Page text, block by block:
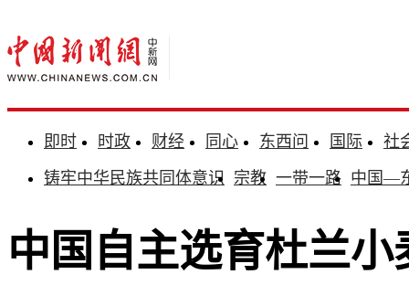
即时 时政 财经 同心 东西问 国际
社
铸牢中华民族共同体意识 宗教 一带一路 中国—
中国自主选育杜兰